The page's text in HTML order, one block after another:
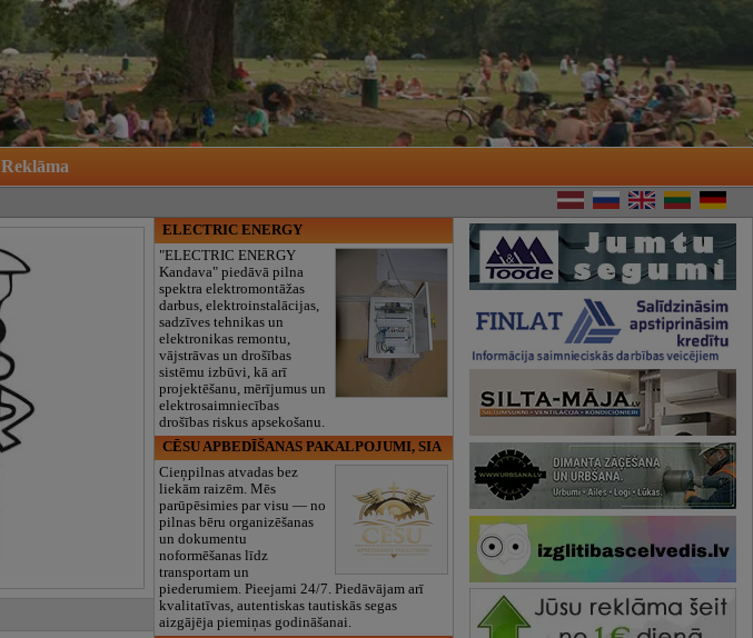
Reklāma
ELECTRIC ENERGY
"ELECTRIC ENERGY
Kandava" piedāvā pilna
spektra elektromontāžas
darbus, elektroinstalācijas,
sadzīves tehnikas un
elektronikas remontu,
vājstrāvas un drošības
sistēmu izbūvi, kā arī
projektēšanu, mērījumus un
elektrosaimniecības
drošības riskus apsekošanu.
CĒSU APBEDĪŠANAS PAKALPOJUMI, SIA
Cieņpilnas atvadas bez
liekām raizēm. Mēs
parūpēsimies par visu — no
pilnas bēru organizēšanas
un dokumentu
noformēšanas līdz
transportam un
piederumiem. Pieejami 24/7. Piedāvājam arī
kvalitatīvas, autentiskas tautiskās segas
aizgājēja piemiņas godināšanai.